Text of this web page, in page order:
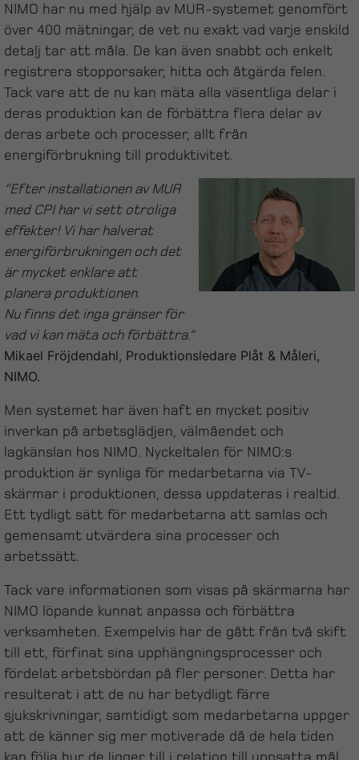
NIMO har nu med hjälp av MUR-systemet genomfört
över 400 mätningar, de vet nu exakt vad varje enskild
detalj tar att måla. De kan även snabbt och enkelt
registrera stopporsaker, hitta och åtgärda felen.
Tack vare att de nu kan mäta alla väsentliga delar i
deras produktion kan de förbättra flera delar av
deras arbete och processer, allt från
energiförbrukning till produktivitet.
“Efter installationen av MUR
med CPI har vi sett otroliga
effekter! Vi har halverat
energiförbrukningen och det
är mycket enklare att
planera produktionen.
Nu finns det inga gränser för
vad vi kan mäta och förbättra.”
Mikael Fröjdendahl, Produktionsledare Plåt & Måleri,
NIMO.
Men systemet har även haft en mycket positiv
inverkan på arbetsglädjen, välmåendet och
lagkänslan hos NIMO. Nyckeltalen för NIMO:s
produktion är synliga för medarbetarna via TV-
skärmar i produktionen, dessa uppdateras i realtid.
Ett tydligt sätt för medarbetarna att samlas och
gemensamt utvärdera sina processer och
arbetssätt.
Tack vare informationen som visas på skärmarna har
NIMO löpande kunnat anpassa och förbättra
verksamheten. Exempelvis har de gått från två skift
till ett, förfinat sina upphängningsprocesser och
fördelat arbetsbördan på fler personer. Detta har
resulterat i att de nu har betydligt färre
sjukskrivningar, samtidigt som medarbetarna uppger
att de känner sig mer motiverade då de hela tiden